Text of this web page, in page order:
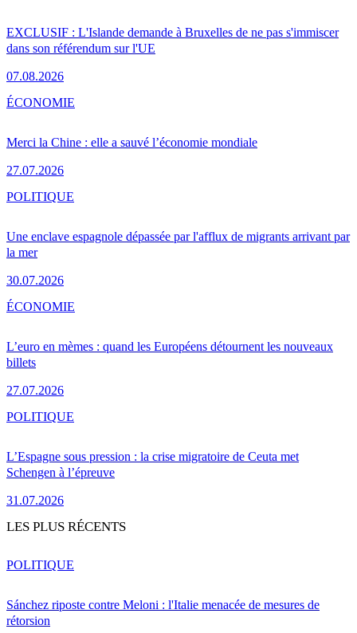
EXCLUSIF : L'Islande demande à Bruxelles de ne pas s'immiscer
dans son référendum sur l'UE
07.08.2026
Merci la Chine : elle a sauvé l’économie mondiale
27.07.2026
ÉCONOMIE
Une enclave espagnole dépassée par l'afflux de migrants arrivant par
la mer
30.07.2026
POLITIQUE
L’euro en mèmes : quand les Européens détournent les nouveaux
billets
27.07.2026
ÉCONOMIE
L’Espagne sous pression : la crise migratoire de Ceuta met
Schengen à l’épreuve
31.07.2026
POLITIQUE
LES PLUS RÉCENTS
Sánchez riposte contre Meloni : l'Italie menacée de mesures de
rétorsion
POLITIQUE